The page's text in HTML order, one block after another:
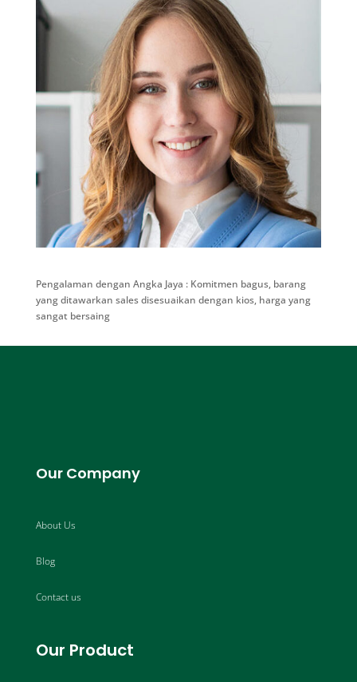
Pengalaman dengan Angka Jaya : Komitmen bagus, barang
yang ditawarkan sales disesuaikan dengan kios, harga yang
sangat bersaing
Our Company
About Us
Blog
Contact us
Our Product